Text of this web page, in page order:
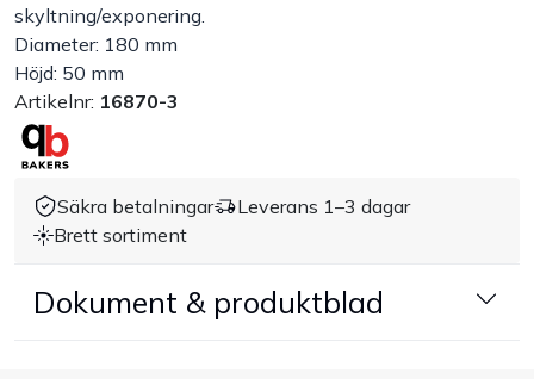
Plåtbyte
skyltning/exponering.
Diameter: 180 mm
Höjd: 50 mm
Artikelnr: 16870-3
Säkra betalningar
Leverans 1–3 dagar
Brett sortiment
Dokument & produktblad